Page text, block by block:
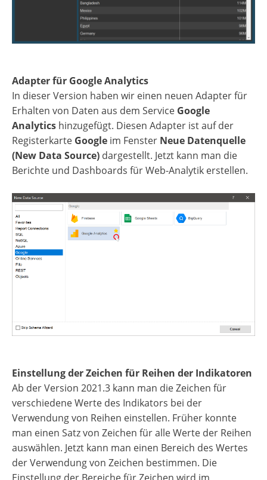
Adapter für Google Analytics
In dieser Version haben wir einen neuen Adapter für
Erhalten von Daten aus dem Service Google
Analytics hinzugefügt. Diesen Adapter ist auf der
Registerkarte Google im Fenster Neue Datenquelle
(New Data Source) dargestellt. Jetzt kann man die
Berichte und Dashboards für Web-Analytik erstellen.
Einstellung der Zeichen für Reihen der Indikatoren
Ab der Version 2021.3 kann man die Zeichen für
verschiedene Werte des Indikators bei der
Verwendung von Reihen einstellen. Früher konnte
man einen Satz von Zeichen für alle Werte der Reihen
auswählen. Jetzt kann man einen Bereich des Wertes
der Verwendung von Zeichen bestimmen. Die